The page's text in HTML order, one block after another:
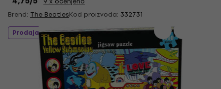
Brend: The BeatlesKod proizvoda: 332731
Prodaja je završena